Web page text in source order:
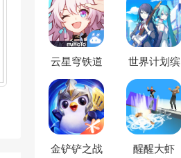
云星穹铁道
世界计划缤
金铲铲之战 醒醒大虾